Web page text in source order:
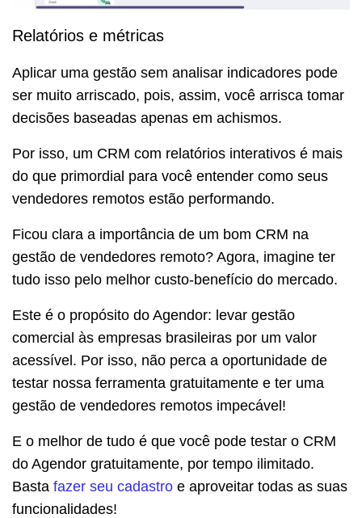
Relatórios e métricas
Aplicar uma gestão sem analisar indicadores pode
ser muito arriscado, pois, assim, você arrisca tomar
decisões baseadas apenas em achismos.
Por isso, um CRM com relatórios interativos é mais
do que primordial para você entender como seus
vendedores remotos estão performando.
Ficou clara a importância de um bom CRM na
gestão de vendedores remoto? Agora, imagine ter
tudo isso pelo melhor custo-benefício do mercado.
Este é o propósito do Agendor: levar gestão
comercial às empresas brasileiras por um valor
acessível. Por isso, não perca a oportunidade de
testar nossa ferramenta gratuitamente e ter uma
gestão de vendedores remotos impecável!
E o melhor de tudo é que você pode testar o CRM
do Agendor gratuitamente, por tempo ilimitado.
Basta fazer seu cadastro e aproveitar todas as suas
funcionalidades!